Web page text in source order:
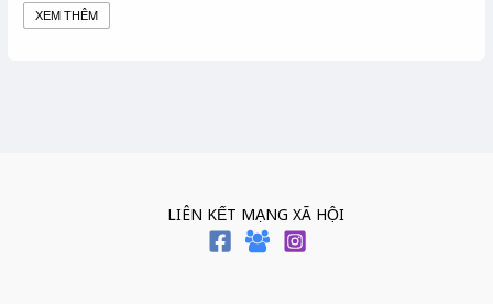
BÀ CHÚA THÀNH ĐÔNG
BÁNH CHƯNG BÁNH DẦY
BÁNH TRÁNG (1) BÁNH TRÔI BÁNH CHAY
XEM THÊM
LIÊN KẾT MẠNG XÃ HỘI